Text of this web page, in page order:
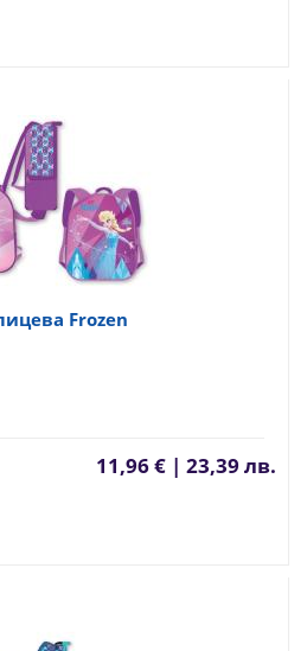
Frozen
11,96 € | 23,39 лв.